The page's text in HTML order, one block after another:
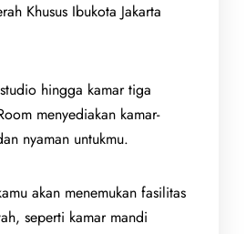
Khusus Ibukota Jakarta
hingga kamar tiga
menyediakan kamar-
nyaman untukmu.
akan menemukan fasilitas
seperti kamar mandi